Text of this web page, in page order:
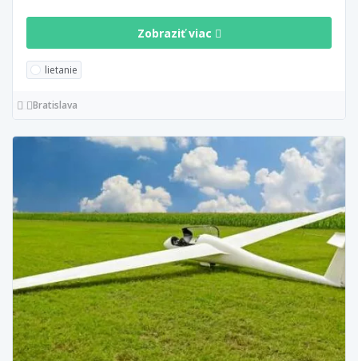
Zobraziť viac
lietanie
Bratislava